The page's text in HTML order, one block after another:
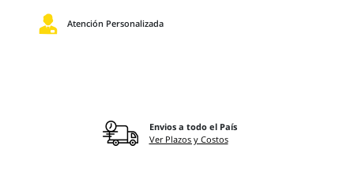
Atención Personalizada
Envios a todo el País
Ver Plazos y Costos